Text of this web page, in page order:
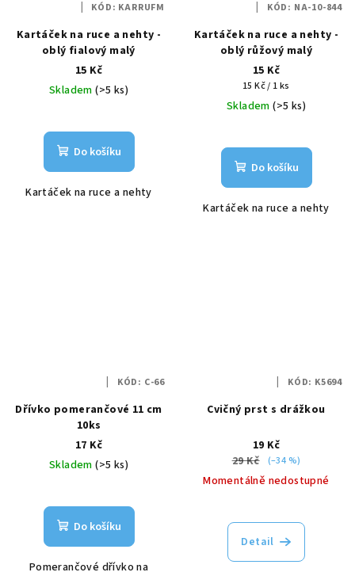
Kartáček na ruce a nehty -
oblý fialový malý
15 Kč
Skladem(>5 ks)
Do košíku
Kartáček na ruce a nehty
KÓD: KARRUFM
Kartáček na ruce a nehty -
oblý růžový malý
15 Kč
Měrná
cena:
15 Kč / 1 ks
Skladem(>5 ks)
Do košíku
Kartáček na ruce a nehty
KÓD: NA-10-844
Dřívko pomerančové 11 cm
10ks
17 Kč
Skladem(>5 ks)
Do košíku
Pomerančové dřívko na
KÓD: C-66
Cvičný prst s drážkou
19 Kč
29 Kč
(–34 %)
Momentálně nedostupné
Detail
KÓD: K5694